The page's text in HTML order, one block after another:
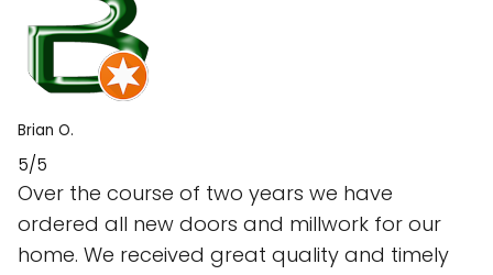
Brian O.
5/5
Over the course of two years we have
ordered all new doors and millwork for our
home. We received great quality and timely